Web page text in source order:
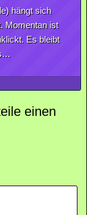
hängt sich
Momentan ist
Es bleibt
einen